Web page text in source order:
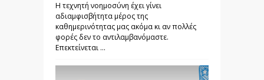
Η τεχνητή νοημοσύνη έχει γίνει
αδιαμφισβήτητα μέρος της
καθημερινότητας μας ακόμα κι αν πολλές
φορές δεν το αντιλαμβανόμαστε.
Επεκτείνεται ...